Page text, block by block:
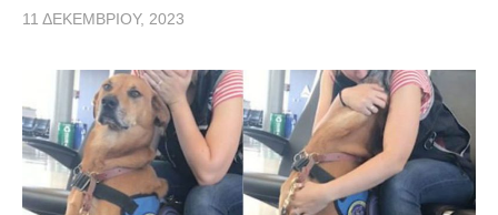
11 ΔΕΚΕΜΒΡΊΟΥ, 2023